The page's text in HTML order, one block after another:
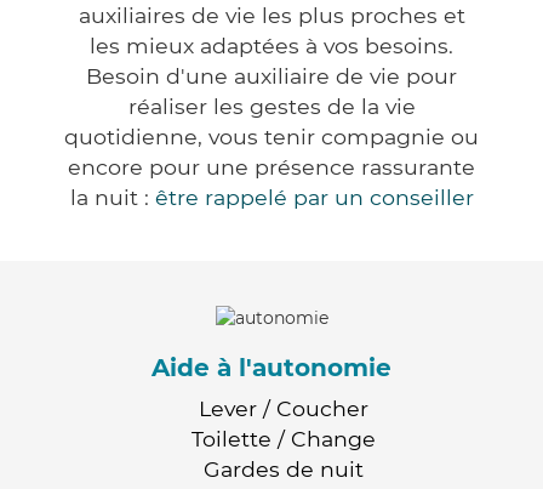
auxiliaires de vie les plus proches et
les mieux adaptées à vos besoins.
Besoin d'une auxiliaire de vie pour
réaliser les gestes de la vie
quotidienne, vous tenir compagnie ou
encore pour une présence rassurante
la nuit : être rappelé par un conseiller
Aide à l'autonomie
Lever / Coucher
Toilette / Change
Gardes de nuit